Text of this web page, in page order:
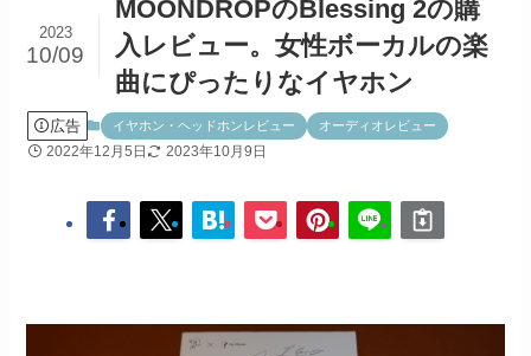
MOONDROPのBlessing 2の購
入レビュー。女性ボーカルの楽
曲にぴったりなイヤホン
2023
10/09
広告 イヤホン・ヘッドホンレビュー オーディオレビュー
2022年12月5日 2023年10月9日